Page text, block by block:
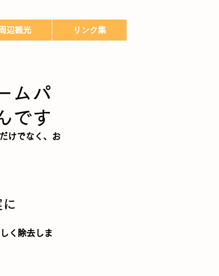
辺観光 リンク集
ムパ
です
けでなく、 お
く除去しま